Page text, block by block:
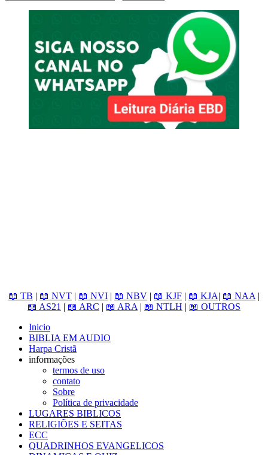
📖 TB | 📖 NVT | 📖 NVI | 📖 NBV | 📖 KJF | 📖 KJA| 📖 NAA |
📖 AS21 | 📖 ARC | 📖 ARA | 📖 NTLH | 📖 OUTROS
Inicio
BIBLIA EM AUDIO
Harpa Cristã
informações
termos de uso
contato
Sobre
Política de privacidade
LUGARES BIBLICOS
RELIGIÕES E SEITAS
ECC
QUADRINHOS EVANGELICOS